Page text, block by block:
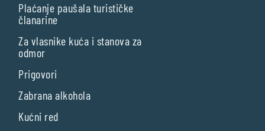
Plaćanje paušala turističke
članarine
Za vlasnike kuća i stanova za
odmor
Prigovori
Zabrana alkohola
Kućni red